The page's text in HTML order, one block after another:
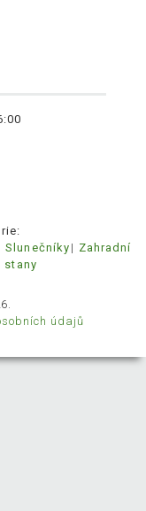
Slunečníky
Zahradní
stany
údajů